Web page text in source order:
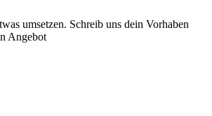
umsetzen. Schreib uns dein Vorhaben
Angebot